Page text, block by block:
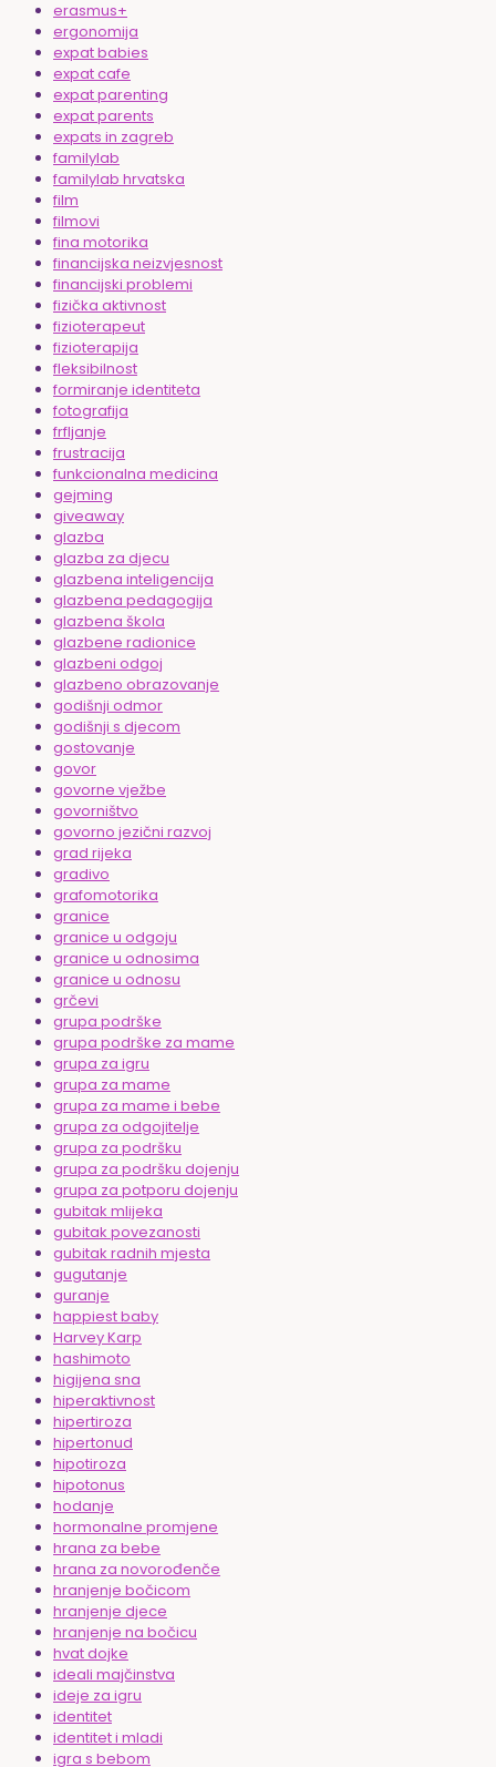
erasmus+
ergonomija
expat babies
expat cafe
expat parenting
expat parents
expats in zagreb
familylab
familylab hrvatska
film
filmovi
fina motorika
financijska neizvjesnost
financijski problemi
fizička aktivnost
fizioterapeut
fizioterapija
fleksibilnost
formiranje identiteta
fotografija
frfljanje
frustracija
funkcionalna medicina
gejming
giveaway
glazba
glazba za djecu
glazbena inteligencija
glazbena pedagogija
glazbena škola
glazbene radionice
glazbeni odgoj
glazbeno obrazovanje
godišnji odmor
godišnji s djecom
gostovanje
govor
govorne vježbe
govorništvo
govorno jezični razvoj
grad rijeka
gradivo
grafomotorika
granice
granice u odgoju
granice u odnosima
granice u odnosu
grčevi
grupa podrške
grupa podrške za mame
grupa za igru
grupa za mame
grupa za mame i bebe
grupa za odgojitelje
grupa za podršku
grupa za podršku dojenju
grupa za potporu dojenju
gubitak mlijeka
gubitak povezanosti
gubitak radnih mjesta
gugutanje
guranje
happiest baby
Harvey Karp
hashimoto
higijena sna
hiperaktivnost
hipertiroza
hipertonud
hipotiroza
hipotonus
hodanje
hormonalne promjene
hrana za bebe
hrana za novorođenče
hranjenje bočicom
hranjenje djece
hranjenje na bočicu
hvat dojke
ideali majčinstva
ideje za igru
identitet
identitet i mladi
igra s bebom